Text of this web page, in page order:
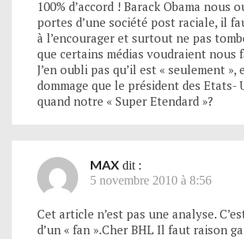
100% d’accord ! Barack Obama nous
portes d’une société post raciale, il
à l’encourager et surtout ne pas
que certains médias voudraient nous
J’en oubli pas qu’il est « seulement »,
dommage que le président des Etats-
quand notre « Super Etendard »?
MAX dit :
5 novembre 2010 à 8:56
Cet article n’est pas une analyse.
d’un « fan ».Cher BHL Il faut raison